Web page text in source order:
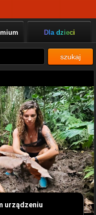
Dla dzieci
szukaj
urządzeniu